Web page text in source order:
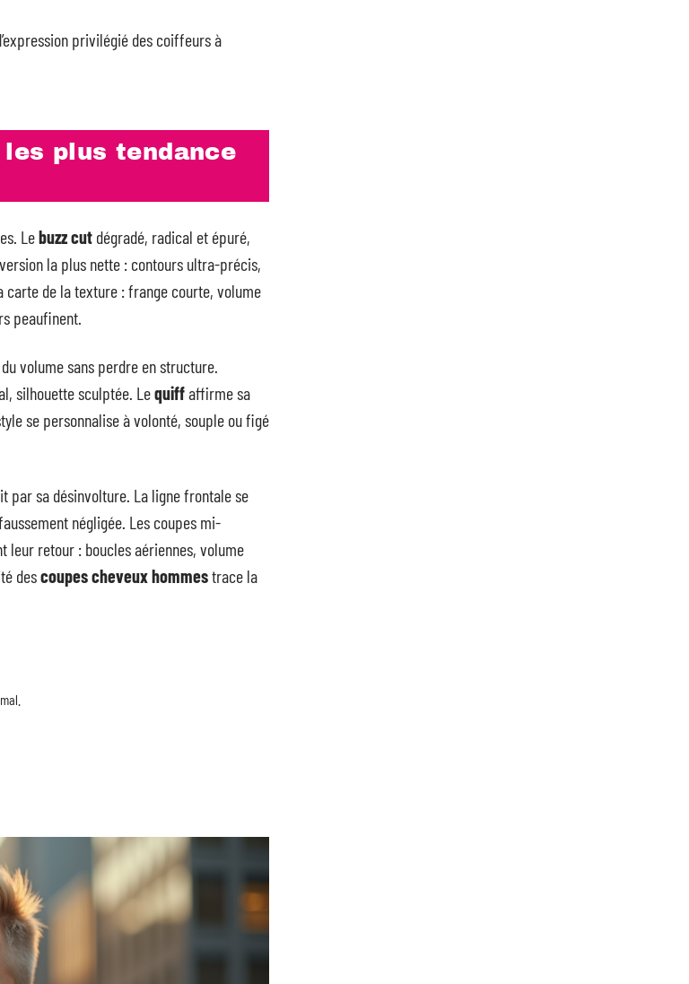
privilégié des coiffeurs à
plus tendance
Lebuzz cut dégradé, radical et épuré,
la plus nette : contours ultra-précis,
carte de la texture : frange courte, volume
peaufinent.
volume sans perdre en structure.
silhouette sculptée. Lequiffaffirme sa
se personnalise à volonté, souple ou figé
par sa désinvolture. La ligne frontale se
négligée. Les coupes mi-
leur retour : boucles aériennes, volume
descoupes cheveux hommestrace la